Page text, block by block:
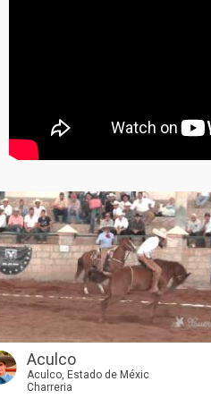
Aculco
Aculco, Estado de Méxic
Charreria